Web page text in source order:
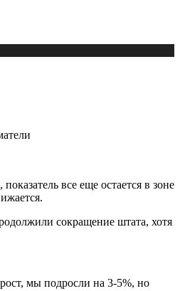
все еще остается в зоне
сокращение штата, хотя
мы подросли на 3-5%, но